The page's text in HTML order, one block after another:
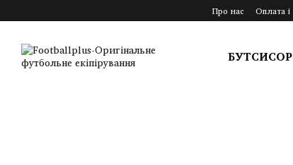
Про нас Оплата
БУТСИ